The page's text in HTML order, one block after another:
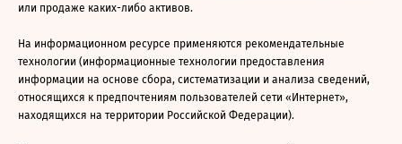
или продаже каких-либо активов.
На информационном ресурсе применяются рекомендательные
технологии (информационные технологии предоставления
информации на основе сбора, систематизации и анализа сведений,
относящихся к предпочтениям пользователей сети «Интернет»,
находящихся на территории Российской Федерации).